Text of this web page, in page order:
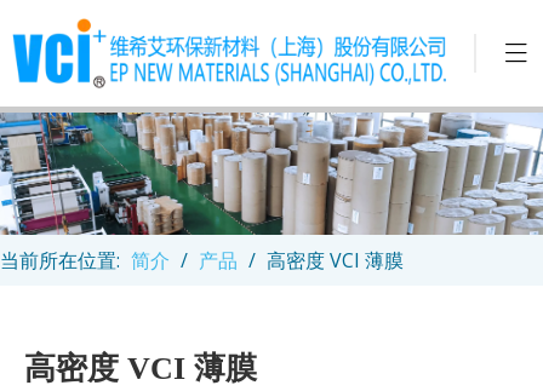
当前所在位置: 简介 / 产品 / 高密度 VCI 薄膜
高密度 VCI 薄膜